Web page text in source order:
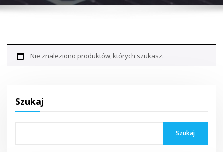
Nie znaleziono produktów, których szukasz.
Szukaj
Szukaj